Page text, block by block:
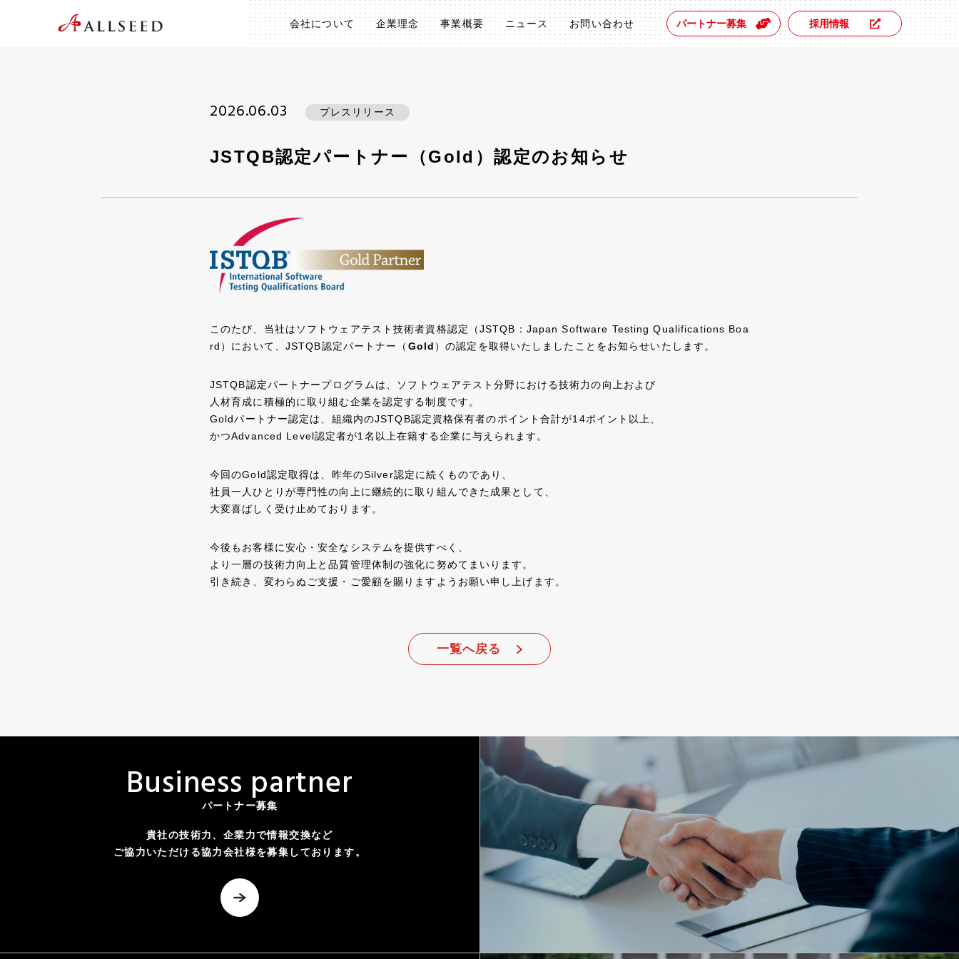
会社について 企業理念 事業概要 ニュース お問い合わせ パートナー募集 採用情報
2026.06.03 プレスリリース
JSTQB認定パートナー（Gold）認定のお知らせ
このたび、当社はソフトウェアテスト技術者資格認定（JSTQB：Japan Software Testing Qualifications Boa
rd）において、 JSTQB認定パートナー （ Gold ）の認定を取得いたしましたことをお知らせいたします。
JSTQB認定パートナープログラムは、ソフトウェアテスト分野における技術力の向上および
人材育成に積極的に取り組む企業を認定する制度です。
Goldパートナー認定は、組織内のJSTQB認定資格保有者のポイント合計が14ポイント以上、
かつAdvanced Level認定者が1名以上在籍する企業に与えられます。
今回のGold認定取得は、昨年のSilver認定に続くものであり、
社員一人ひとりが専門性の向上に継続的に取り組んできた成果として、
大変喜ばしく受け止めております。
今後もお客様に安心・安全なシステムを提供すべく、
より一層の技術力向上と品質管理体制の強化に努めてまいります。
引き続き、変わらぬご支援・ご愛顧を賜りますようお願い申し上げます。
一覧へ戻る
Business partner
パートナー募集
貴社の技術力、企業力で情報交換など
ご協力いただける協力会社様を募集しております。